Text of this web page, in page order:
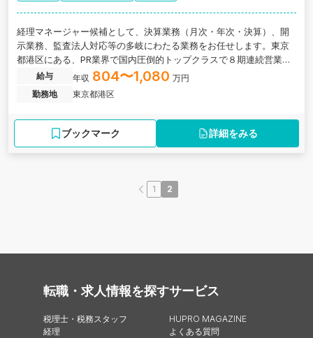
経理マネージャー候補として、決算業務（月次・年次・決算）、開
示業務、監査法人対応等の多岐にわたる業務をお任せします。東京
都港区にある、PR業界で国内圧倒的トップクラスで８期連続営業利
益125%以上成長を続けている企業の求人です。
給与 年収 804〜1,080 万円
勤務地
東京都港区
ブックマーク 詳細をみる
1 2
転職・求人情報を探す
税理士・税務スタッフ
経理
サービス
HUPRO MAGAZINE
よくある質問